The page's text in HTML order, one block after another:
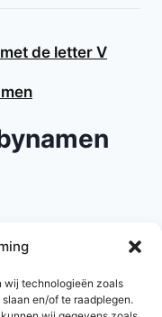
wij technologieën zoals
en/of te raadplegen.
de letter V